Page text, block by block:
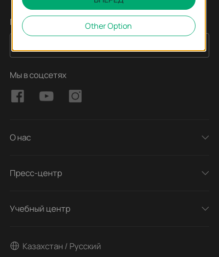
Подпишитесь на рассылку
Мы в соцсетях
О нас
Пресс-центр
Учебный центр
Казахстан / Русский
Other Option